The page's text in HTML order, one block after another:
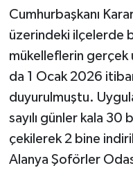
Cumhurbaşkanı
üzerindeki ilçelerde
mükelleflerin gerçek
da 1 Ocak 2026
duyurulmuştu.
sayılı günler kala 30
çekilerek 2 bine
Alanya Şoförler